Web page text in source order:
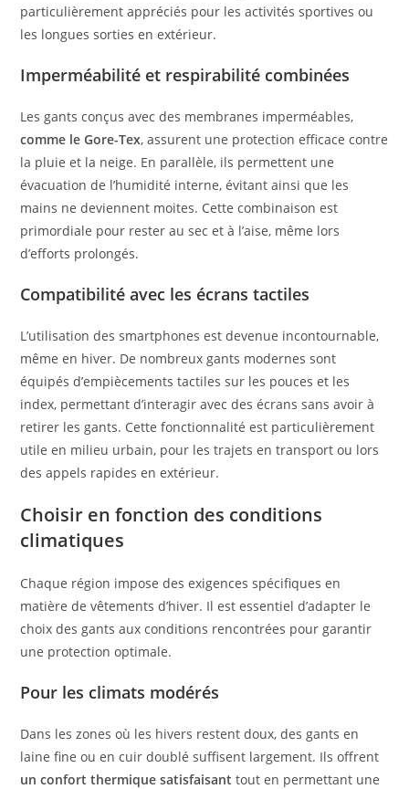
particulièrement appréciés pour les activités sportives ou
les longues sorties en extérieur.
Imperméabilité et respirabilité combinées
Les gants conçus avec des membranes imperméables,
comme le Gore-Tex, assurent une protection efficace contre
la pluie et la neige. En parallèle, ils permettent une
évacuation de l’humidité interne, évitant ainsi que les
mains ne deviennent moites. Cette combinaison est
primordiale pour rester au sec et à l’aise, même lors
d’efforts prolongés.
Compatibilité avec les écrans tactiles
L’utilisation des smartphones est devenue incontournable,
même en hiver. De nombreux gants modernes sont
équipés d’empiècements tactiles sur les pouces et les
index, permettant d’interagir avec des écrans sans avoir à
retirer les gants. Cette fonctionnalité est particulièrement
utile en milieu urbain, pour les trajets en transport ou lors
des appels rapides en extérieur.
Choisir en fonction des conditions
climatiques
Chaque région impose des exigences spécifiques en
matière de vêtements d’hiver. Il est essentiel d’adapter le
choix des gants aux conditions rencontrées pour garantir
une protection optimale.
Pour les climats modérés
Dans les zones où les hivers restent doux, des gants en
laine fine ou en cuir doublé suffisent largement. Ils offrent
un confort thermique satisfaisant tout en permettant une